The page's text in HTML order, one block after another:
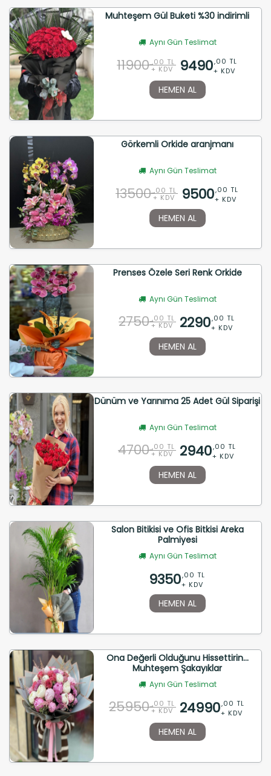
Muhteşem Gül Buketi %30 indirimli
Aynı Gün Teslimat
11900 ,00 TL
+ KDV 9490,00 TL
+ KDV
HEMEN AL
Görkemli Orkide aranjmanı
Aynı Gün Teslimat
13500 ,00 TL
+ KDV 9500,00 TL
+ KDV
HEMEN AL
Prenses Özele Seri Renk Orkide
Aynı Gün Teslimat
2750 ,00 TL
+ KDV 2290,00 TL
+ KDV
HEMEN AL
Dünüm ve Yarınıma 25 Adet Gül Siparişi
Aynı Gün Teslimat
4700 ,00 TL
+ KDV 2940,00 TL
+ KDV
HEMEN AL
Salon Bitikisi ve Ofis Bitkisi Areka
Palmiyesi
Aynı Gün Teslimat
9350,00 TL
+ KDV
HEMEN AL
Ona Değerli Olduğunu Hissettirin...
Muhteşem Şakayıklar
Aynı Gün Teslimat
25950 ,00 TL
+ KDV 24990,00 TL
+ KDV
HEMEN AL